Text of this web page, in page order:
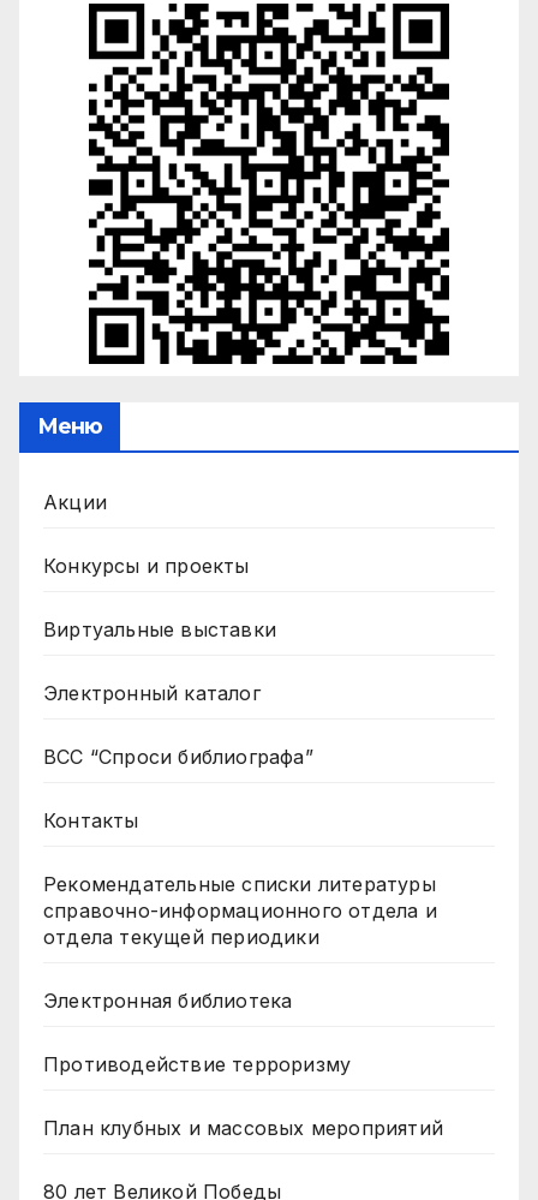
Меню
Акции
Конкурсы и проекты
Виртуальные выставки
Электронный каталог
ВСС “Спроси библиографа”
Контакты
Рекомендательные списки литературы
справочно-информационного отдела и
отдела текущей периодики
Электронная библиотека
Противодействие терроризму
План клубных и массовых мероприятий
80 лет Великой Победы